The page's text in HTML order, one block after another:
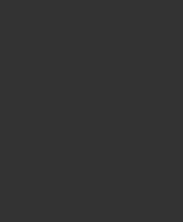
В ФОРМЕ СЕРДЦА С РЮШАМИ